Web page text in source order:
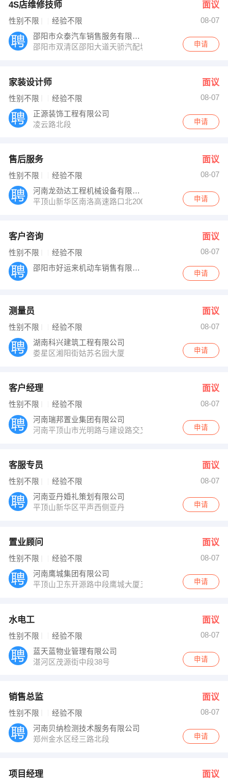
4S店维修技师 面议
性别不限 经验不限
08-07
邵阳市众泰汽车销售服务有限公司
邵阳市双清区邵阳大道天骄汽配城正对面
申请
家装设计师 面议
性别不限 经验不限
08-07
正源装饰工程有限公司
凌云路北段
申请
售后服务 面议
性别不限 经验不限
08-07
河南龙劲达工程机械设备有限公司
平顶山新华区南洛高速路口北2000米
申请
客户咨询 面议
性别不限 经验不限
08-07
邵阳市好运来机动车销售有限公司
申请
测量员 面议
性别不限 经验不限
08-07
湖南科兴建筑工程有限公司
娄星区湘阳街姑苏名园大厦
申请
客户经理 面议
性别不限 经验不限
08-07
河南瑞邦置业集团有限公司
河南平顶山市光明路与建设路交叉口工行4楼
申请
客服专员 面议
性别不限 经验不限
08-07
河南亚丹婚礼策划有限公司
平顶山新华区平声西侧亚丹
申请
置业顾问 面议
性别不限 经验不限
08-07
河南鹰城集团有限公司
平顶山卫东开源路中段鹰城大厦五楼
申请
水电工 面议
性别不限 经验不限
08-07
蓝天蓝物业管理有限公司
湛河区茂源街中段38号
申请
销售总监 面议
性别不限 经验不限
08-07
河南贝纳检测技术服务有限公司
郑州金水区经三路北段
申请
项目经理 面议